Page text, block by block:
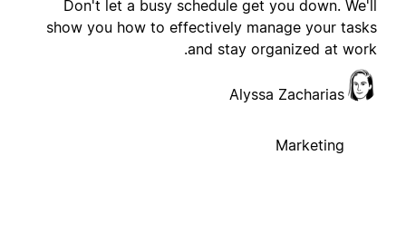
Don't let a busy schedule get you down.
show you how to effectively manage your
and stay organized at
Alyssa Zacharias
Marketing